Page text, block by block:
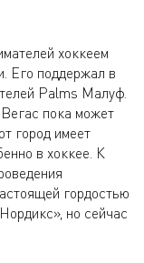
хоккеем
Его поддержал в
Palms Малуф.
пока может
город имеет
в хоккее. К
гордостью
но сейчас